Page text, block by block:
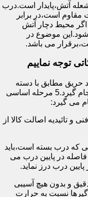
آتش،پایدار است.درب
مقاوم است،در برابر
اگر محیط دچار آتش
موضوع در
می باشد.
توجه نماییم
حریق مطابق با دسته
بندی و مقاومت آن ها،باید تست روی آن انجام گیرد.5 مرحله اساسی
می گیرد:
و تائیدیه اصالت کالا از
که درب بسته است،باید
فاصله در پایین درب می
و بدون هیچ آسیبی
نسبت به حرارت